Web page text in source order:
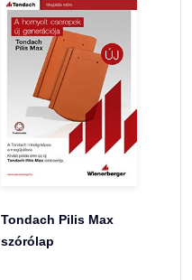
Tondach Pilis Max
szórólap